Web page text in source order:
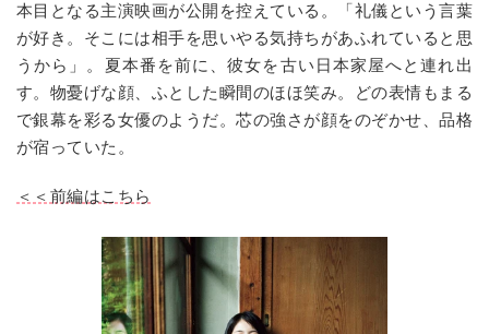
本目となる主演映画が公開を控えている。「礼儀という言葉
が好き。そこには相手を思いやる気持ちがあふれていると思
うから」。夏本番を前に、彼女を古い日本家屋へと連れ出
す。物憂げな顔、ふとした瞬間のほほ笑み。どの表情もまる
で銀幕を彩る女優のようだ。芯の強さが顔をのぞかせ、品格
が宿っていた。
＜＜前編はこちら